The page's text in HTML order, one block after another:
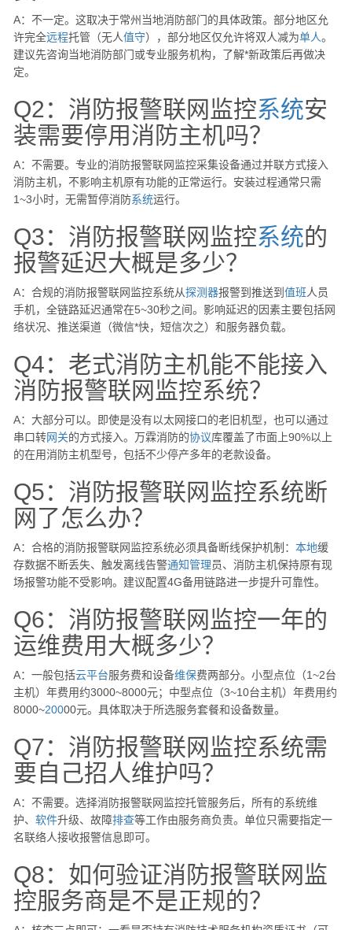
A：不一定。这取决于常州当地消防部门的具体政策。部分地区允
许完全远程托管（无人值守），部分地区仅允许将双人减为单人。
建议先咨询当地消防部门或专业服务机构，了解*新政策后再做决
定。
Q2：消防报警联网监控系统安
装需要停用消防主机吗？
A：不需要。专业的消防报警联网监控采集设备通过并联方式接入
消防主机，不影响主机原有功能的正常运行。安装过程通常只需
1~3小时，无需暂停消防系统运行。
Q3：消防报警联网监控系统的
报警延迟大概是多少？
A：合规的消防报警联网监控系统从探测器报警到推送到 值班人员
手机，全链路延迟通常在5~30秒之间。影响延迟的因素主要包括网
络状况、推送渠道（微信*快，短信次之）和服务器负载。
Q4：老式消防主机能不能接入
消防报警联网监控系统？
A：大部分可以。即使是没有以太网接口的老旧机型，也可以通过
串口转网关的方式接入。万霖消防的协议库覆盖了市面上90%以上
的在用消防主机型号，包括不少停产多年的老款设备。
Q5：消防报警联网监控系统断
网了怎么办？
A：合格的消防报警联网监控系统必须具备断线保护机制： 本地缓
存数据不断丢失、触发离线告警通知管理员、消防主机保持原有现
场报警功能不受影响。建议配置4G备用链路进一步提升可靠性。
Q6：消防报警联网监控一年的
运维费用大概多少？
A：一般包括云平台服务费和设备维保费两部分。小型点位（1~2台
主机）年费用约3000~8000元；中型点位（3~10台主机）年费用约
8000~20000元。具体取决于所选服务套餐和设备数量。
Q7：消防报警联网监控系统需
要自己招人维护吗？
A：不需要。选择消防报警联网监控托管服务后，所有的系统维
护、 软件升级、故障排查等工作由服务商负责。单位只需要指定一
名联络人接收报警信息即可。
Q8：如何验证消防报警联网监
控服务商是不是正规的？